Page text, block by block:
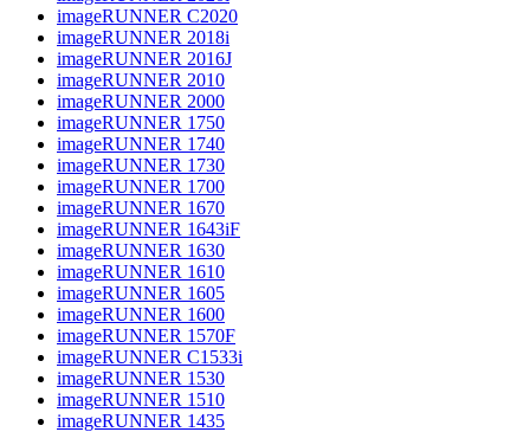
imageRUNNER C2020
imageRUNNER 2018i
imageRUNNER 2016J
imageRUNNER 2010
imageRUNNER 2000
imageRUNNER 1750
imageRUNNER 1740
imageRUNNER 1730
imageRUNNER 1700
imageRUNNER 1670
imageRUNNER 1643iF
imageRUNNER 1630
imageRUNNER 1610
imageRUNNER 1605
imageRUNNER 1600
imageRUNNER 1570F
imageRUNNER C1533i
imageRUNNER 1530
imageRUNNER 1510
imageRUNNER 1435